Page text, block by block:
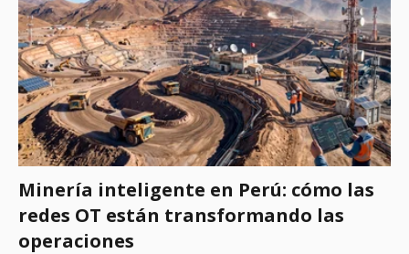
Minería inteligente en Perú: cómo las
redes OT están transformando las
operaciones